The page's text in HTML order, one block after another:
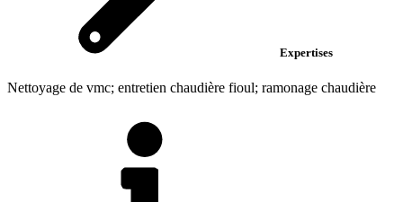
Expertises
Nettoyage de vmc; entretien chaudière fioul; ramonage chaudière